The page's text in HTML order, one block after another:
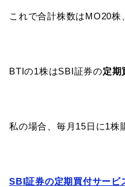
これで合計株数はMO20株
BTIの1株はSBI証券の定期
私の場合、毎月15日に1株
SBI証券の定期買付サービ